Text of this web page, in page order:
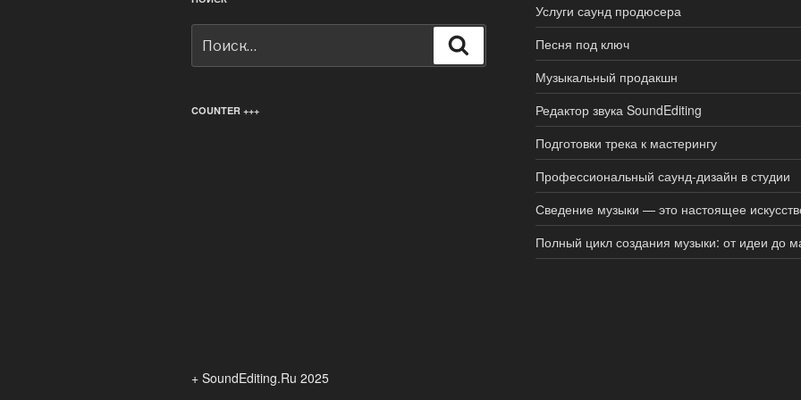
COUNTER +++
Услуги саунд продюсера
Песня под ключ
Музыкальный продакшн
Редактор звука SoundEditing
Подготовки трека к мастерингу
Профессиональный саунд-дизайн в студии
Сведение музыки — это настоящее
Полный цикл создания музыки: от идеи до
+ SoundEditing.Ru 2025